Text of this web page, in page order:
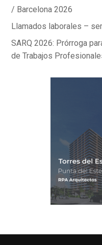
/ Barcelona 2026
Llamados laborales –
SARQ 2026: Prórroga
de Trabajos